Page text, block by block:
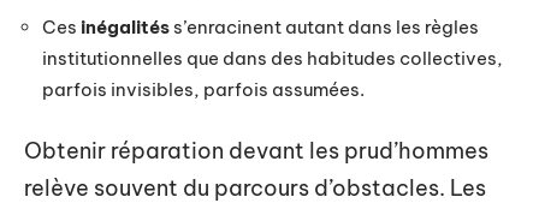
Ces inégalités s’enracinent autant dans les règles
institutionnelles que dans des habitudes collectives,
parfois invisibles, parfois assumées.
Obtenir réparation devant les prud’hommes
relève souvent du parcours d’obstacles. Les